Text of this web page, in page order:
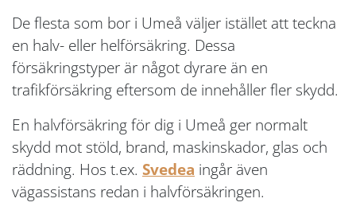
De flesta som bor i Umeå väljer istället att teckna
en halv- eller helförsäkring. Dessa
försäkringstyper är något dyrare än en
trafikförsäkring eftersom de innehåller fler skydd.
En halvförsäkring för dig i Umeå ger normalt
skydd mot stöld, brand, maskinskador, glas och
räddning. Hos t.ex. Svedea ingår även
vägassistans redan i halvförsäkringen.